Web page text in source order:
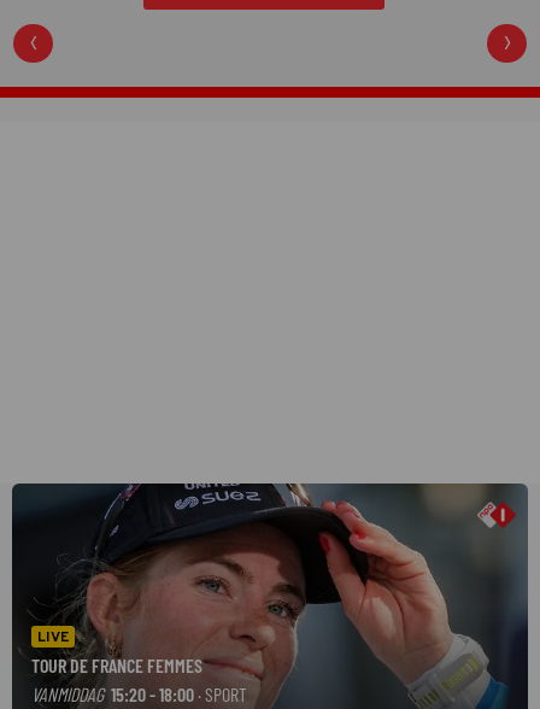
LIVE
TOUR DE FRANCE FEMMES
VANMIDDAG 15:20 - 18:00 · SPORT